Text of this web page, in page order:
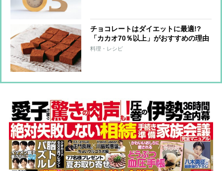
チョコレートはダイエットに最適!?
「カカオ70％以上」がおすすめの理由
を医師が解説
料理・レシピ